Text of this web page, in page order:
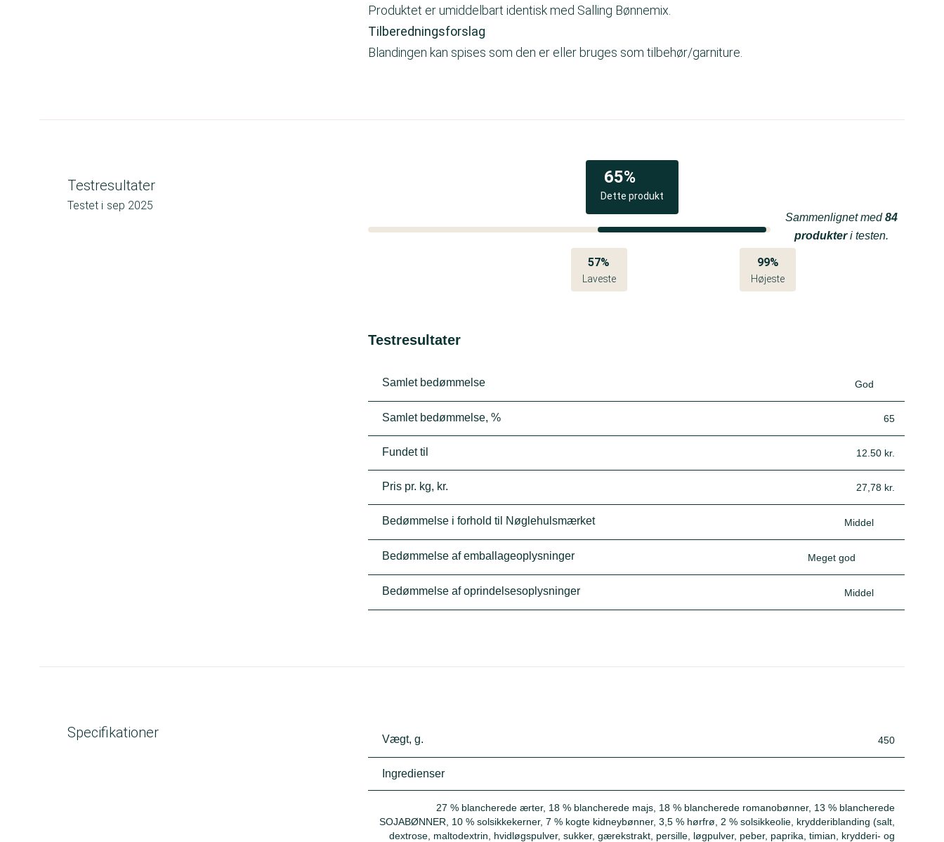
Produktet er umiddelbart identisk med Salling Bønnemix.
Tilberedningsforslag
Blandingen kan spises som den er eller bruges som tilbehør/garniture.
Testresultater
Testet i sep 2025
Dette produkt
65%
57%
Laveste
99%
Højeste
Sammenlignet med84
produkteri testen.
Testresultater
Samlet bedømmelse God
Samlet bedømmelse, % 65
Fundet til 12.50 kr.
Pris pr. kg, kr. 27,78 kr.
Bedømmelse i forhold til Nøglehulsmærket Middel
Bedømmelse af emballageoplysninger Meget god
Bedømmelse af oprindelsesoplysninger Middel
Specifikationer Vægt, g. 450
Ingredienser
27 % blancherede ærter, 18 % blancherede majs, 18 % blancherede romanobønner, 13 % blancherede
SOJABØNNER, 10 % solsikkekerner, 7 % kogte kidneybønner, 3,5 % hørfrø, 2 % solsikkeolie, krydderiblanding (salt,
dextrose, maltodextrin, hvidløgspulver, sukker, gærekstrakt, persille, løgpulver, peber, paprika, timian, krydderi- og